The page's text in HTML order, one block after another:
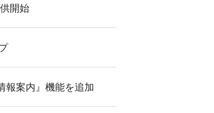
開始
報案内』機能を追加